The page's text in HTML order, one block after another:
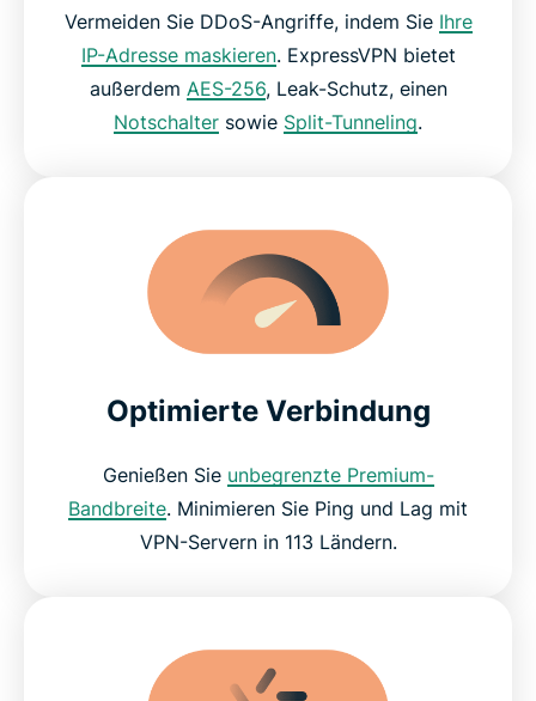
Vermeiden Sie DDoS-Angriffe, indem Sie Ihre
IP-Adresse maskieren. ExpressVPN bietet
außerdem AES-256, Leak-Schutz, einen
Notschalter sowie Split-Tunneling.
Optimierte Verbindung
Genießen Sie unbegrenzte Premium-
Bandbreite. Minimieren Sie Ping und Lag mit
VPN-Servern in 113 Ländern.